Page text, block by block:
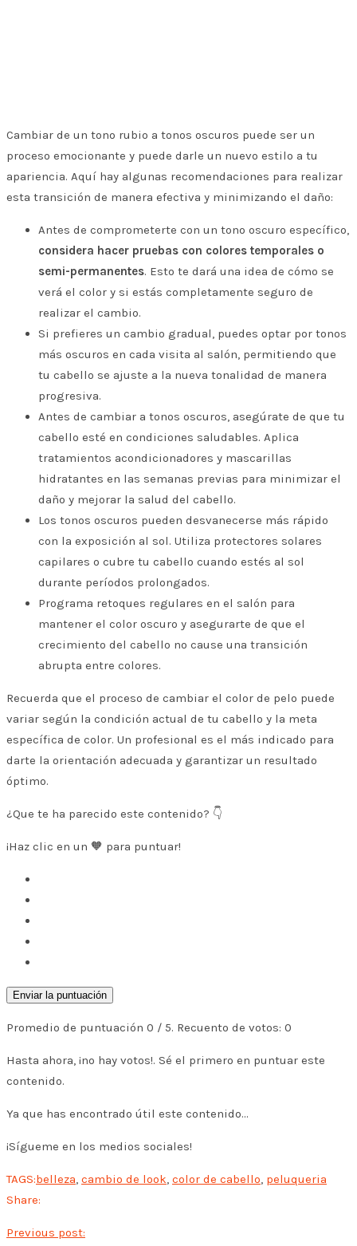
Cambiar de un tono rubio a tonos oscuros puede ser un
proceso emocionante y puede darle un nuevo estilo a tu
apariencia. Aquí hay algunas recomendaciones para realizar
esta transición de manera efectiva y minimizando el daño:
Antes de comprometerte con un tono oscuro específico,
considera hacer pruebas con colores temporales o
semi-permanentes. Esto te dará una idea de cómo se
verá el color y si estás completamente seguro de
realizar el cambio.
Si prefieres un cambio gradual, puedes optar por tonos
más oscuros en cada visita al salón, permitiendo que
tu cabello se ajuste a la nueva tonalidad de manera
progresiva.
Antes de cambiar a tonos oscuros, asegúrate de que tu
cabello esté en condiciones saludables. Aplica
tratamientos acondicionadores y mascarillas
hidratantes en las semanas previas para minimizar el
daño y mejorar la salud del cabello.
Los tonos oscuros pueden desvanecerse más rápido
con la exposición al sol. Utiliza protectores solares
capilares o cubre tu cabello cuando estés al sol
durante períodos prolongados.
Programa retoques regulares en el salón para
mantener el color oscuro y asegurarte de que el
crecimiento del cabello no cause una transición
abrupta entre colores.
Recuerda que el proceso de cambiar el color de pelo puede
variar según la condición actual de tu cabello y la meta
específica de color. Un profesional es el más indicado para
darte la orientación adecuada y garantizar un resultado
óptimo.
¿Que te ha parecido este contenido? 👇
¡Haz clic en un 🧡 para puntuar!
Enviar la puntuación
Promedio de puntuación 0 / 5. Recuento de votos: 0
Hasta ahora, ¡no hay votos!. Sé el primero en puntuar este
contenido.
Ya que has encontrado útil este contenido...
¡Sígueme en los medios sociales!
TAGS:belleza, cambio de look, color de cabello, peluqueria
Share:
Previous post: